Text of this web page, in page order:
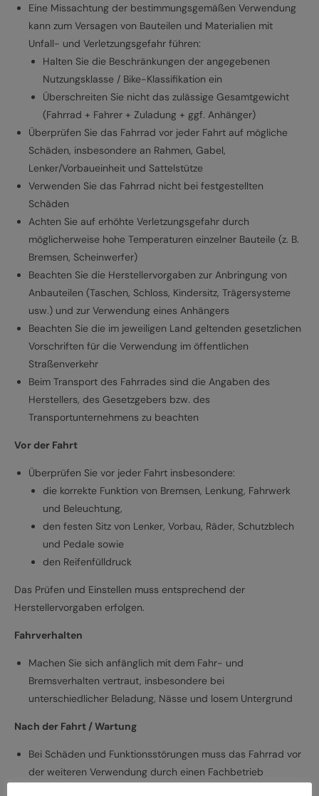
Eine Missachtung der bestimmungsgemäßen Verwendung
kann zum Versagen von Bauteilen und Materialien mit
Unfall- und Verletzungsgefahr führen:
Halten Sie die Beschränkungen der angegebenen
Nutzungsklasse / Bike-Klassifikation ein
Überschreiten Sie nicht das zulässige Gesamtgewicht
(Fahrrad + Fahrer + Zuladung + ggf. Anhänger)
Überprüfen Sie das Fahrrad vor jeder Fahrt auf mögliche
Schäden, insbesondere an Rahmen, Gabel,
Lenker/Vorbaueinheit und Sattelstütze
Verwenden Sie das Fahrrad nicht bei festgestellten
Schäden
Achten Sie auf erhöhte Verletzungsgefahr durch
möglicherweise hohe Temperaturen einzelner Bauteile (z. B.
Bremsen, Scheinwerfer)
Beachten Sie die Herstellervorgaben zur Anbringung von
Anbauteilen (Taschen, Schloss, Kindersitz, Trägersysteme
usw.) und zur Verwendung eines Anhängers
Beachten Sie die im jeweiligen Land geltenden gesetzlichen
Vorschriften für die Verwendung im öffentlichen
Straßenverkehr
Beim Transport des Fahrrades sind die Angaben des
Herstellers, des Gesetzgebers bzw. des
Transportunternehmens zu beachten
Vor der Fahrt
Überprüfen Sie vor jeder Fahrt insbesondere:
die korrekte Funktion von Bremsen, Lenkung, Fahrwerk
und Beleuchtung,
den festen Sitz von Lenker, Vorbau, Räder, Schutzblech
und Pedale sowie
den Reifenfülldruck
Das Prüfen und Einstellen muss entsprechend der
Herstellervorgaben erfolgen.
Fahrverhalten
Machen Sie sich anfänglich mit dem Fahr- und
Bremsverhalten vertraut, insbesondere bei
unterschiedlicher Beladung, Nässe und losem Untergrund
Nach der Fahrt / Wartung
Bei Schäden und Funktionsstörungen muss das Fahrrad vor
der weiteren Verwendung durch einen Fachbetrieb